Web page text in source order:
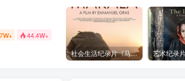
44.4W+
社会生活纪录片《马加拉 Makala》下载